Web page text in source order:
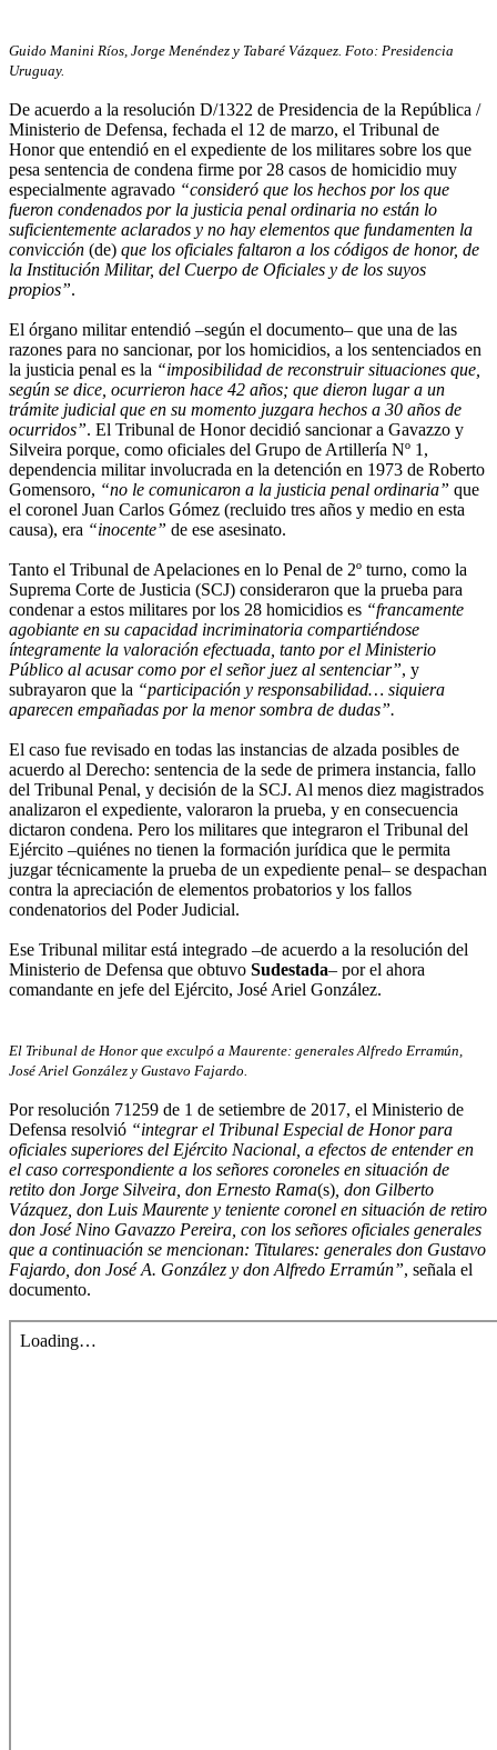
Guido Manini Ríos, Jorge Menéndez y Tabaré Vázquez. Foto: Presidencia
Uruguay.
De acuerdo a la resolución D/1322 de Presidencia de la República /
Ministerio de Defensa, fechada el 12 de marzo, el Tribunal de
Honor que entendió en el expediente de los militares sobre los que
pesa sentencia de condena firme por 28 casos de homicidio muy
especialmente agravado “consideró que los hechos por los que
fueron condenados por la justicia penal ordinaria no están lo
suficientemente aclarados y no hay elementos que fundamenten la
convicción (de) que los oficiales faltaron a los códigos de honor, de
la Institución Militar, del Cuerpo de Oficiales y de los suyos
propios”.
El órgano militar entendió –según el documento– que una de las
razones para no sancionar, por los homicidios, a los sentenciados en
la justicia penal es la “imposibilidad de reconstruir situaciones que,
según se dice, ocurrieron hace 42 años; que dieron lugar a un
trámite judicial que en su momento juzgara hechos a 30 años de
ocurridos”. El Tribunal de Honor decidió sancionar a Gavazzo y
Silveira porque, como oficiales del Grupo de Artillería Nº 1,
dependencia militar involucrada en la detención en 1973 de Roberto
Gomensoro, “no le comunicaron a la justicia penal ordinaria” que
el coronel Juan Carlos Gómez (recluido tres años y medio en esta
causa), era “inocente” de ese asesinato.
Tanto el Tribunal de Apelaciones en lo Penal de 2º turno, como la
Suprema Corte de Justicia (SCJ) consideraron que la prueba para
condenar a estos militares por los 28 homicidios es “francamente
agobiante en su capacidad incriminatoria compartiéndose
íntegramente la valoración efectuada, tanto por el Ministerio
Público al acusar como por el señor juez al sentenciar”, y
subrayaron que la “participación y responsabilidad… siquiera
aparecen empañadas por la menor sombra de dudas”.
El caso fue revisado en todas las instancias de alzada posibles de
acuerdo al Derecho: sentencia de la sede de primera instancia, fallo
del Tribunal Penal, y decisión de la SCJ. Al menos diez magistrados
analizaron el expediente, valoraron la prueba, y en consecuencia
dictaron condena. Pero los militares que integraron el Tribunal del
Ejército –quiénes no tienen la formación jurídica que le permita
juzgar técnicamente la prueba de un expediente penal– se despachan
contra la apreciación de elementos probatorios y los fallos
condenatorios del Poder Judicial.
Ese Tribunal militar está integrado –de acuerdo a la resolución del
Ministerio de Defensa que obtuvo Sudestada– por el ahora
comandante en jefe del Ejército, José Ariel González.
El Tribunal de Honor que exculpó a Maurente: generales Alfredo Erramún,
José Ariel González y Gustavo Fajardo.
Por resolución 71259 de 1 de setiembre de 2017, el Ministerio de
Defensa resolvió “integrar el Tribunal Especial de Honor para
oficiales superiores del Ejército Nacional, a efectos de entender en
el caso correspondiente a los señores coroneles en situación de
retito don Jorge Silveira, don Ernesto Rama(s) , don Gilberto
Vázquez, don Luis Maurente y teniente coronel en situación de retiro
don José Nino Gavazzo Pereira, con los señores oficiales generales
que a continuación se mencionan: Titulares: generales don Gustavo
Fajardo, don José A. González y don Alfredo Erramún”, señala el
documento.